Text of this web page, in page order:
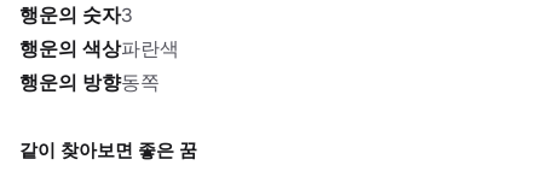
행운의 숫자3
행운의 색상파란색
행운의 방향동쪽
같이 찾아보면 좋은 꿈